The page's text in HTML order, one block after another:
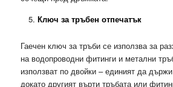
Ключ за тръбен отпечатък
Гаечен ключ за тръби се използва за
на водопроводни фитинги и метални
използват по двойки – единият да
докато другият върти тръбата или